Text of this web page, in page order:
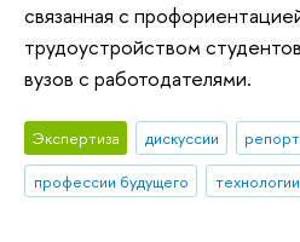
связанная с
трудоустройством
вузов с работодателями.
Экспертиза дискуссии
профессии будущего
технологии